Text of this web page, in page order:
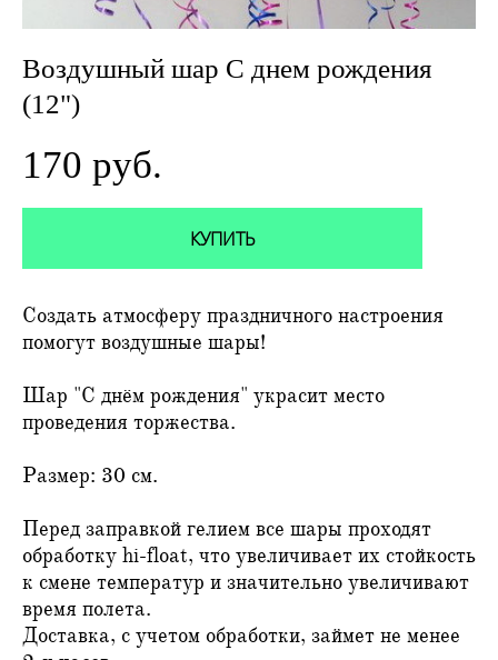
Воздушный шар С днем рождения
(12")
170 pуб.
КУПИТЬ
Создать атмосферу праздничного настроения
помогут воздушные шары!
Шар "С днём рождения" украсит место
проведения торжества.
Размер: 30 см.
Перед заправкой гелием все шары проходят
обработку hi-float, что увеличивает их стойкость
к смене температур и значительно увеличивают
время полета.
Доставка, с учетом обработки, займет не менее